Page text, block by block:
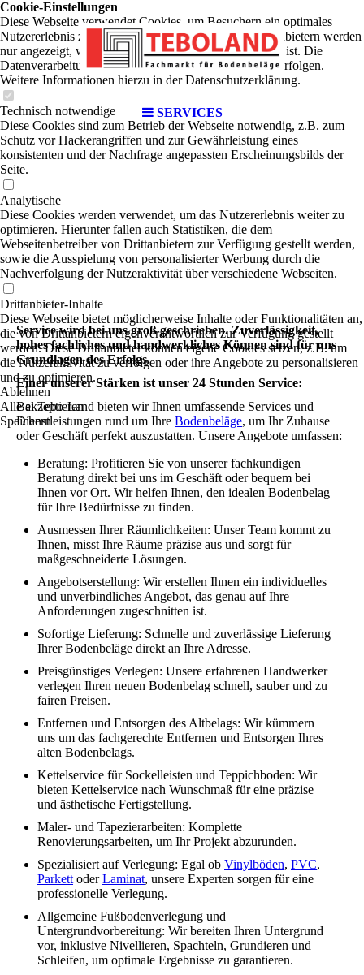
SERVICES
Service wird bei uns groß geschrieben. Zuverlässigkeit,
hohes fachliches und handwerkliches Können sind für uns
Grundlagen des Erfolgs.
Einer unserer Stärken ist unser 24 Stunden Service:
Bei Tebo-Land bieten wir Ihnen umfassende Services und
Dienstleistungen rund um Ihre Bodenbeläge, um Ihr Zuhause
oder Geschäft perfekt auszustatten. Unsere Angebote umfassen:
Beratung: Profitieren Sie von unserer fachkundigen
Beratung direkt bei uns im Geschäft oder bequem bei
Ihnen vor Ort. Wir helfen Ihnen, den idealen Bodenbelag
für Ihre Bedürfnisse zu finden.
Ausmessen Ihrer Räumlichkeiten: Unser Team kommt zu
Ihnen, misst Ihre Räume präzise aus und sorgt für
maßgeschneiderte Lösungen.
Angebotserstellung: Wir erstellen Ihnen ein individuelles
und unverbindliches Angebot, das genau auf Ihre
Anforderungen zugeschnitten ist.
Sofortige Lieferung: Schnelle und zuverlässige Lieferung
Ihrer Bodenbeläge direkt an Ihre Adresse.
Preisgünstiges Verlegen: Unsere erfahrenen Handwerker
verlegen Ihren neuen Bodenbelag schnell, sauber und zu
fairen Preisen.
Entfernen und Entsorgen des Altbelags: Wir kümmern
uns um das fachgerechte Entfernen und Entsorgen Ihres
alten Bodenbelags.
Kettelservice für Sockelleisten und Teppichboden: Wir
bieten Kettelservice nach Wunschmaß für eine präzise
und ästhetische Fertigstellung.
Maler- und Tapezierarbeiten: Komplette
Renovierungsarbeiten, um Ihr Projekt abzurunden.
Spezialisiert auf Verlegung: Egal ob Vinylböden, PVC,
Parkett oderLaminat, unsere Experten sorgen für eine
professionelle Verlegung.
Allgemeine Fußbodenverlegung und
Untergrundvorbereitung: Wir bereiten Ihren Untergrund
vor, inklusive Nivellieren, Spachteln, Grundieren und
Schleifen, um optimale Ergebnisse zu garantieren.
Cookie-Einstellungen
Diese Webseite verwendet Cookies, um Besuchern ein optimales
Nutzererlebnis zu bieten. Bestimmte Inhalte von Drittanbietern werden
nur angezeigt, wenn die entsprechende Option aktiviert ist. Die
Datenverarbeitung kann dann auch in einem Drittland erfolgen.
Weitere Informationen hierzu in der Datenschutzerklärung.
Technisch notwendige
Diese Cookies sind zum Betrieb der Webseite notwendig, z.B. zum
Schutz vor Hackerangriffen und zur Gewährleistung eines
konsistenten und der Nachfrage angepassten Erscheinungsbilds der
Seite.
Analytische
Diese Cookies werden verwendet, um das Nutzererlebnis weiter zu
optimieren. Hierunter fallen auch Statistiken, die dem
Webseitenbetreiber von Drittanbietern zur Verfügung gestellt werden,
sowie die Ausspielung von personalisierter Werbung durch die
Nachverfolgung der Nutzeraktivität über verschiedene Webseiten.
Drittanbieter-Inhalte
Diese Webseite bietet möglicherweise Inhalte oder Funktionalitäten an,
die von Drittanbietern eigenverantwortlich zur Verfügung gestellt
werden. Diese Drittanbieter können eigene Cookies setzen, z.B. um
die Nutzeraktivität zu verfolgen oder ihre Angebote zu personalisieren
und zu optimieren.
Ablehnen
Alle akzeptieren
Speichern